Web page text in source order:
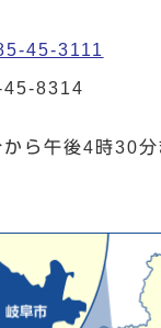
45-3111
45-8314
ら午後4時30分